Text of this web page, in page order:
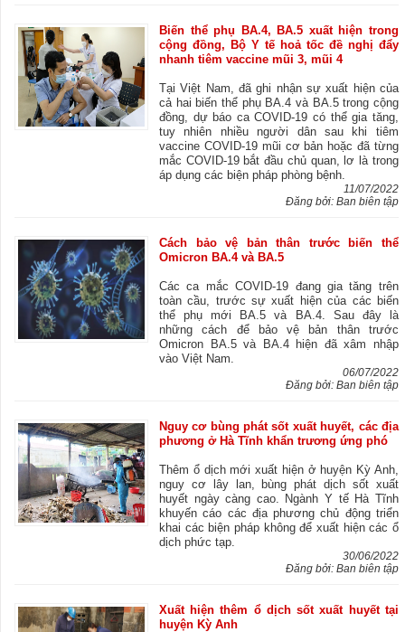
Biến thể phụ BA.4, BA.5 xuất hiện trong
cộng đồng, Bộ Y tế hoả tốc đề nghị đẩy
nhanh tiêm vaccine mũi 3, mũi 4
Tại Việt Nam, đã ghi nhận sự xuất hiện của
cả hai biến thể phụ BA.4 và BA.5 trong cộng
đồng, dự báo ca COVID-19 có thể gia tăng,
tuy nhiên nhiều người dân sau khi tiêm
vaccine COVID-19 mũi cơ bản hoặc đã từng
mắc COVID-19 bắt đầu chủ quan, lơ là trong
áp dụng các biện pháp phòng bệnh.
11/07/2022
Đăng bởi: Ban biên tập
Cách bảo vệ bản thân trước biến thể
Omicron BA.4 và BA.5
Các ca mắc COVID-19 đang gia tăng trên
toàn cầu, trước sự xuất hiện của các biến
thể phụ mới BA.5 và BA.4. Sau đây là
những cách để bảo vệ bản thân trước
Omicron BA.5 và BA.4 hiện đã xâm nhập
vào Việt Nam.
06/07/2022
Đăng bởi: Ban biên tập
Nguy cơ bùng phát sốt xuất huyết, các địa
phương ở Hà Tĩnh khẩn trương ứng phó
Thêm ổ dịch mới xuất hiện ở huyện Kỳ Anh,
nguy cơ lây lan, bùng phát dịch sốt xuất
huyết ngày càng cao. Ngành Y tế Hà Tĩnh
khuyến cáo các địa phương chủ động triển
khai các biện pháp không để xuất hiện các ổ
dịch phức tạp.
30/06/2022
Đăng bởi: Ban biên tập
Xuất hiện thêm ổ dịch sốt xuất huyết tại
huyện Kỳ Anh